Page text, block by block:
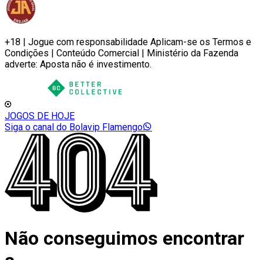
+18 | Jogue com responsabilidade Aplicam-se os Termos e
Condições | Conteúdo Comercial | Ministério da Fazenda
adverte: Aposta não é investimento.
JOGOS DE HOJE
Siga o canal do Bolavip Flamengo
Não conseguimos encontrar